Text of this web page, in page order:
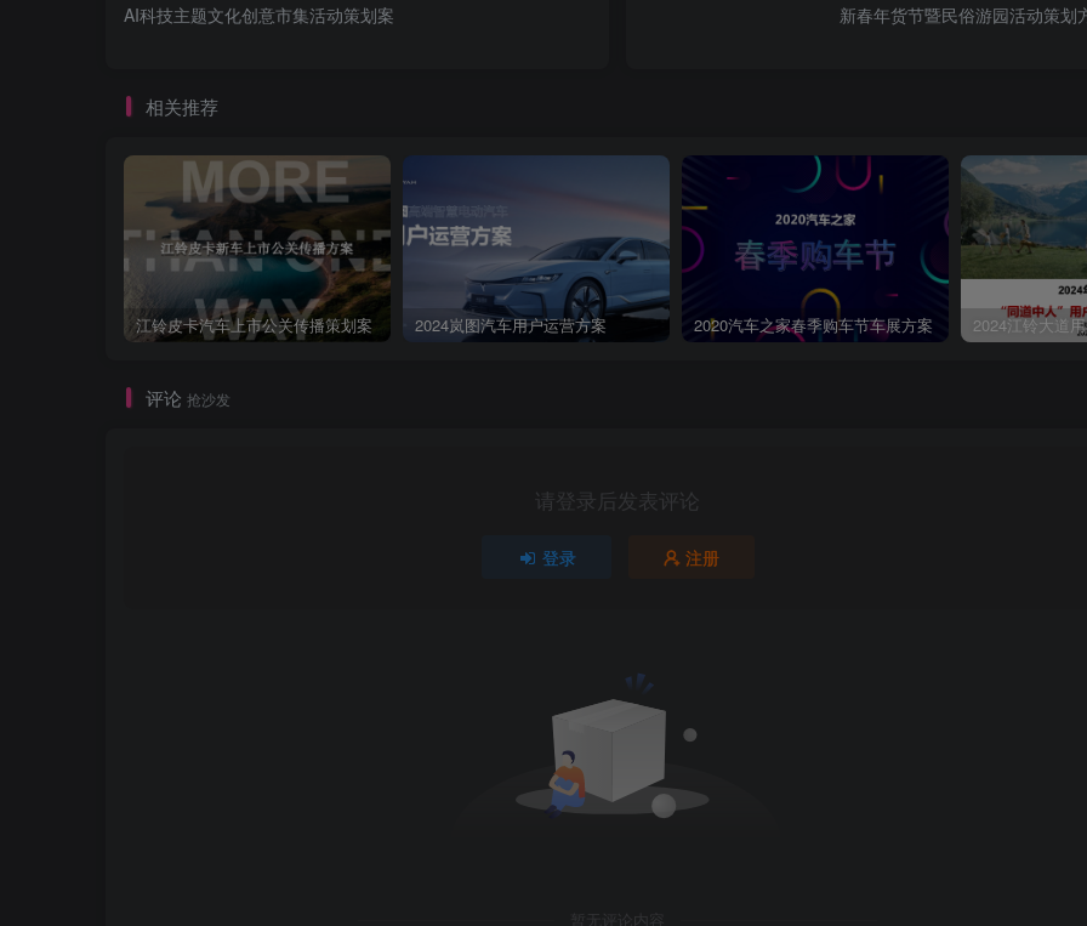
AI科技主题文化创意市集活动策划案
新春年货节暨民俗游园活动策划
相关推荐
江铃皮卡汽车上市公关传播策划案 2024岚图汽车用户运营方案 2020汽车之家春季购车节车展方案 2024江铃大道
评论 抢沙发
请登录后发表评论
登录 注册
暂无评论内容